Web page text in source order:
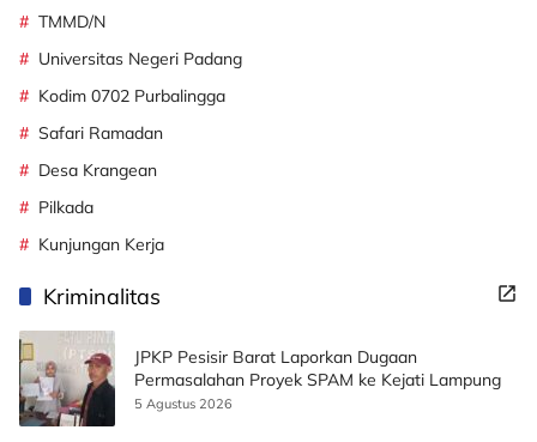
TMMD/N
Universitas Negeri Padang
Kodim 0702 Purbalingga
Safari Ramadan
Desa Krangean
Pilkada
Kunjungan Kerja
Kriminalitas
JPKP Pesisir Barat Laporkan Dugaan
Permasalahan Proyek SPAM ke Kejati Lampung
5 Agustus 2026